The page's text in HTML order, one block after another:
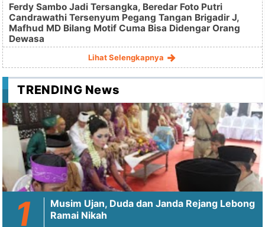
Ferdy Sambo Jadi Tersangka, Beredar Foto Putri
Candrawathi Tersenyum Pegang Tangan Brigadir J,
Mafhud MD Bilang Motif Cuma Bisa Didengar Orang
Dewasa
Lihat Selengkapnya
TRENDING News
Musim Ujan, Duda dan Janda Rejang Lebong
Ramai Nikah